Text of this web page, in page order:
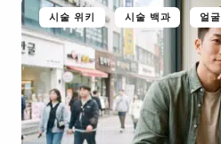
시술 위키 시술 백과 얼굴